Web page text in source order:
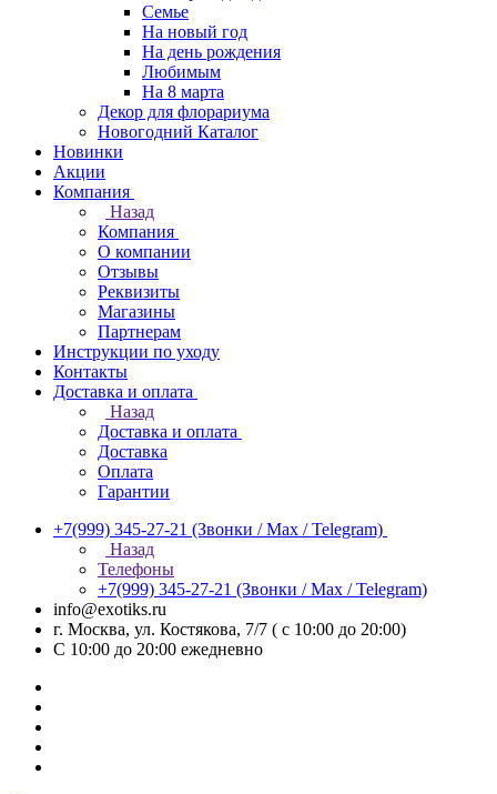
Семье
На новый год
На день рождения
Любимым
На 8 марта
Декор для флорариума
Новогодний Каталог
Новинки
Акции
Компания
Назад
Компания
О компании
Отзывы
Реквизиты
Магазины
Партнерам
Инструкции по уходу
Контакты
Доставка и оплата
Назад
Доставка и оплата
Доставка
Оплата
Гарантии
+7(999) 345-27-21 (Звонки / Max / Telegram)
Назад
Телефоны
+7(999) 345-27-21 (Звонки / Max / Telegram)
info@exotiks.ru
г. Москва, ул. Костякова, 7/7 ( с 10:00 до 20:00)
С 10:00 до 20:00 ежедневно